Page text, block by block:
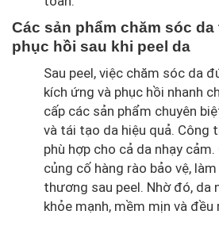
Các sản phẩm chăm sóc
phục hồi sau khi peel da
Sau peel, việc chăm sóc da
kích ứng và phục hồi nhanh
cấp các sản phẩm chuyên
và tái tạo da hiệu quả. Công
phù hợp cho cả da nhạy
củng cố hàng rào bảo vệ,
thương sau peel. Nhờ đó, da
khỏe mạnh, mềm mịn và đều